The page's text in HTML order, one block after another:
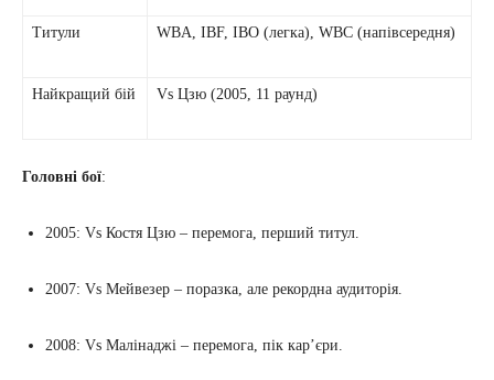
Титули WBA, IBF, IBO (легка), WBC (напівсередня)
Найкращий бій Vs Цзю (2005, 11 раунд)
Головні бої:
2005: Vs Костя Цзю – перемога, перший титул.
2007: Vs Мейвезер – поразка, але рекордна аудиторія.
2008: Vs Малінаджі – перемога, пік кар’єри.